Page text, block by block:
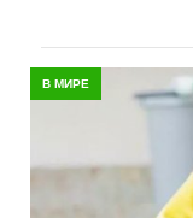
В МИРЕ